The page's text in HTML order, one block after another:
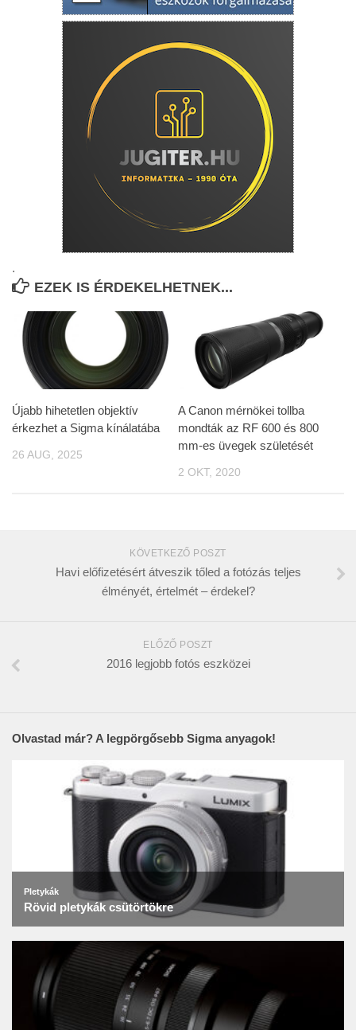
.
EZEK IS ÉRDEKELHETNEK...
Újabb hihetetlen objektív
érkezhet a Sigma kínálatába
26 AUG, 2025
A Canon mérnökei tollba
mondták az RF 600 és 800
mm-es üvegek születését
2 OKT, 2020
KÖVETKEZŐ POSZT
Havi előfizetésért átveszik tőled a fotózás teljes
élményét, értelmét – érdekel?
ELŐZŐ POSZT
2016 legjobb fotós eszközei
Olvastad már? A legpörgősebb Sigma anyagok!